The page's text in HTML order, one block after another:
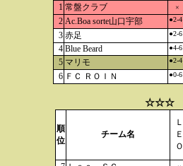
1 常盤クラブ ×
2 Ac.Boa sorte山口宇部 ●2-4
3 赤足 ●2-6
4 Blue Beard ●4-6
5 マリモ ●2-4
6 ＦＣ ＲＯＩＮ ●0-6
☆☆☆
順
位
チーム名
Ｌ
Ｅ
Ｏ